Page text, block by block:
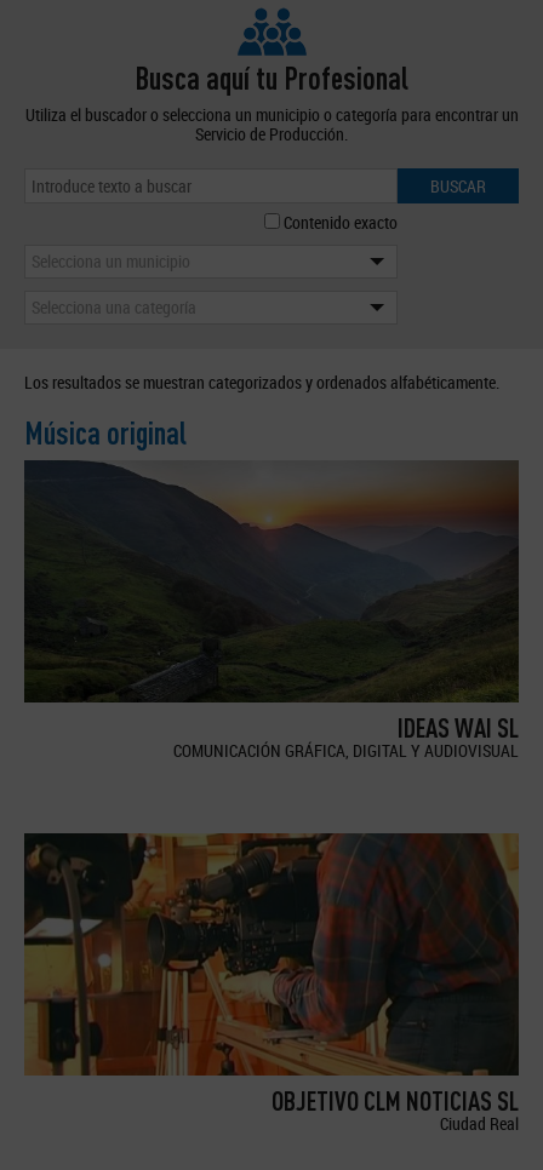
Busca aquí tu Profesional
Utiliza el buscador o selecciona un municipio o categoría para encontrar un
Servicio de Producción.
BUSCAR
Contenido exacto
Selecciona un municipio
Selecciona una categoría
Los resultados se muestran categorizados y ordenados alfabéticamente.
Música original
IDEAS WAI SL
COMUNICACIÓN GRÁFICA, DIGITAL Y AUDIOVISUAL
OBJETIVO CLM NOTICIAS SL
Ciudad Real